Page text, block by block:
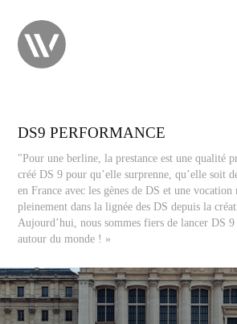
DS9 PERFORMANCE
"Pour une berline, la prestance est une qualité
créé DS 9 pour qu’elle surprenne, qu’elle soit
en France avec les gènes de DS et une
pleinement dans la lignée des DS depuis la
Aujourd’hui, nous sommes fiers de lancer DS
autour du monde ! »